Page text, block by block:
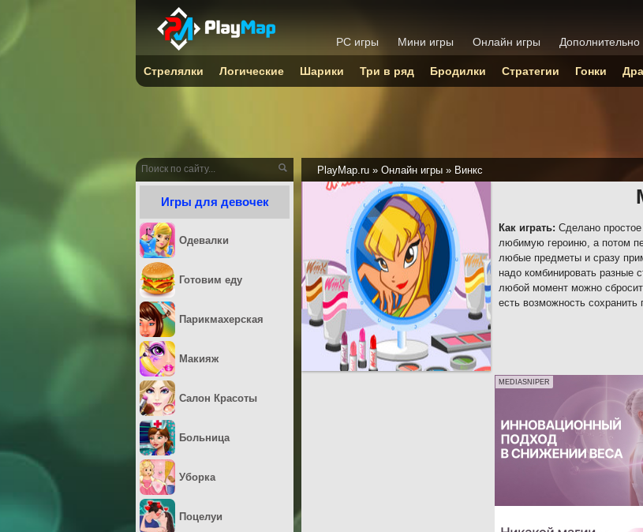
PlayMap.ru » Онлайн игры » Винкс
Как играть: Сделано
любимую героиню, а потом
любые предметы и сразу
надо комбинировать разные
любой момент можно
есть возможность сохранить
MEDIASNIPER
Игры для девочек
Одевалки
Готовим еду
Парикмахерская
Макияж
Салон Красоты
Больница
Уборка
Поцелуи
PC игры Мини игры Онлайн игры Дополнительно
Стрелялки Логические Шарики Три в ряд Бродилки Стратегии Гонки